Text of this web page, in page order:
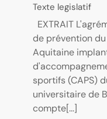
Texte legislatif
EXTRAIT
de prévention
Aquitaine
sportifs (CAPS)
universitaire de
compte[...]